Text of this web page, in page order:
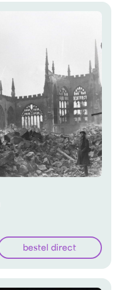
bestel direct